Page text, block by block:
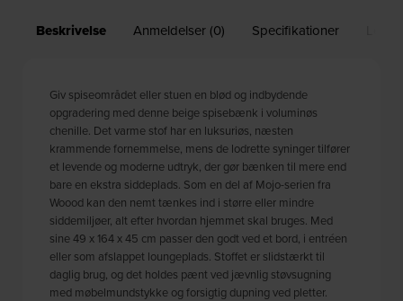
Beskrivelse Anmeldelser (0) Specifikationer
Giv spiseområdet eller stuen en blød og indbydende
opgradering med denne beige spisebænk i voluminøs
chenille. Det varme stof har en luksuriøs, næsten
krammende fornemmelse, mens de lodrette syninger tilfører
et levende og moderne udtryk, der gør bænken til mere end
bare en ekstra siddeplads. Som en del af Mojo-serien fra
Woood kan den nemt tænkes ind i større eller mindre
siddemiljøer, alt efter hvordan hjemmet skal bruges. Med
sine 49 x 164 x 45 cm passer den godt ved et bord, i entréen
eller som afslappet loungeplads. Stoffet er slidstærkt til
daglig brug, og det holdes pænt ved jævnlig støvsugning
med møbelmundstykke og forsigtig dupning ved pletter.